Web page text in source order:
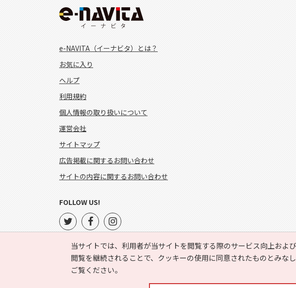
当サイトでは、利用者が当サイトを閲覧する際のサービス向上お
閲覧を継続されることで、クッキーの使用に同意されたものとみなし
ご覧ください。
e-NAVITA（イーナビタ）とは？
お気に入り
ヘルプ
利用規約
個人情報の取り扱いについて
運営会社
サイトマップ
広告掲載に関するお問い合わせ
サイトの内容に関するお問い合わせ
FOLLOW US!
Copyright ©